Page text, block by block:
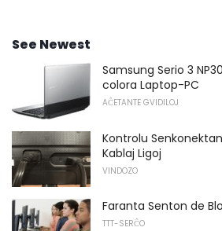
See Newest
Samsung Serio 3
colora Laptop-PC
AĈETANTE GVIDILOJ
Kontrolu
Kablaj Ligoj
VINDOZO
Faranta Senton de
TTT-SERĈO